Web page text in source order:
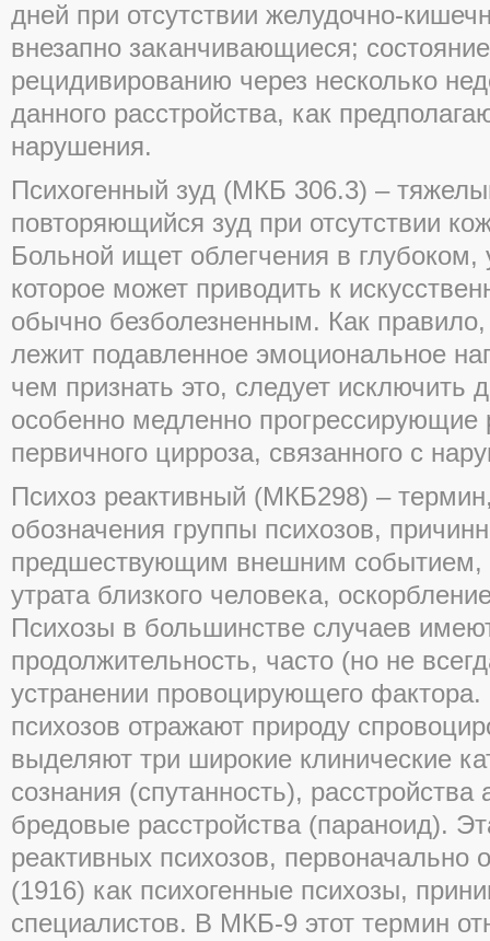
дней при отсутствии желудочно-
внезапно заканчивающиеся;
рецидивированию через несколько
данного расстройства, как
нарушения.
Психогенный зуд (МКБ 306.3) –
повторяющийся зуд при отсутствии
Больной ищет облегчения в
которое может приводить к
обычно безболезненным. Как правило,
лежит подавленное эмоциональное
чем признать это, следует исключить
особенно медленно прогрессирующие
первичного цирроза, связанного с
Психоз реактивный (МКБ298) –
обозначения группы психозов,
предшествующим внешним событием,
утрата близкого человека,
Психозы в большинстве случаев
продолжительность, часто (но не
устранении провоцирующего
психозов отражают природу
выделяют три широкие клинические
сознания (спутанность),
бредовые расстройства (параноид).
реактивных психозов,
(1916) как психогенные психозы,
специалистов. В МКБ-9 этот термин